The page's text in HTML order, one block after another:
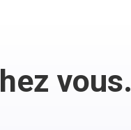
vous.